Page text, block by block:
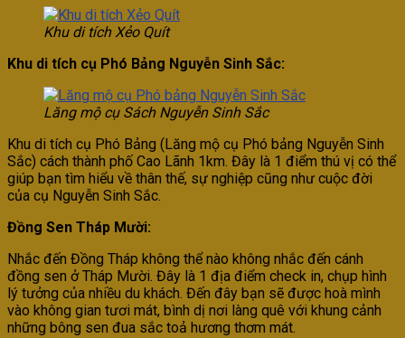
Khu di tích Xẻo Quít
Khu di tích cụ Phó Bảng Nguyễn Sinh Sắc:
Lăng mộ cụ Sách Nguyễn Sinh Sắc
Khu di tích cụ Phó Bảng (Lăng mộ cụ Phó bảng Nguyễn Sinh
Sắc) cách thành phố Cao Lãnh 1km. Đây là 1 điểm thú vị có thể
giúp bạn tìm hiểu về thân thế, sự nghiệp cũng như cuộc đời
của cụ Nguyễn Sinh Sắc.
Đồng Sen Tháp Mười:
Nhắc đến Đồng Tháp không thể nào không nhắc đến cánh
đồng sen ở Tháp Mười. Đây là 1 địa điểm check in, chụp hình
lý tưởng của nhiều du khách. Đến đây bạn sẽ được hoà mình
vào không gian tươi mát, bình dị nơi làng quê với khung cảnh
những bông sen đua sắc toả hương thơm mát.